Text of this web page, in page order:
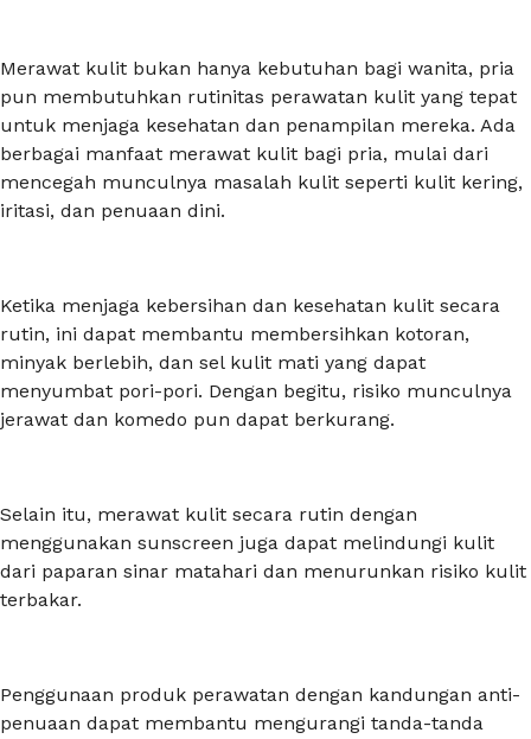
Merawat kulit bukan hanya kebutuhan bagi wanita, pria
pun membutuhkan rutinitas perawatan kulit yang tepat
untuk menjaga kesehatan dan penampilan mereka. Ada
berbagai manfaat merawat kulit bagi pria, mulai dari
mencegah munculnya masalah kulit seperti kulit kering,
iritasi, dan penuaan dini.
Ketika menjaga kebersihan dan kesehatan kulit secara
rutin, ini dapat membantu membersihkan kotoran,
minyak berlebih, dan sel kulit mati yang dapat
menyumbat pori-pori. Dengan begitu, risiko munculnya
jerawat dan komedo pun dapat berkurang.
Selain itu, merawat kulit secara rutin dengan
menggunakan sunscreen juga dapat melindungi kulit
dari paparan sinar matahari dan menurunkan risiko kulit
terbakar.
Penggunaan produk perawatan dengan kandungan anti-
penuaan dapat membantu mengurangi tanda-tanda